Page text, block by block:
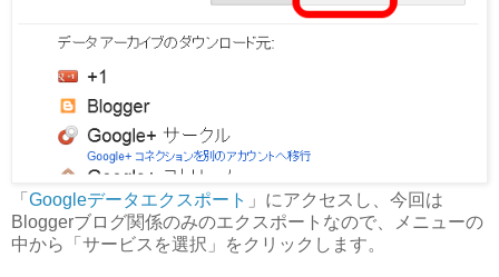
「 Googleデータエクスポート 」にアクセスし、今回は
Bloggerブログ関係のみのエクスポートなので、メニューの
中から「サービスを選択」をクリックします。